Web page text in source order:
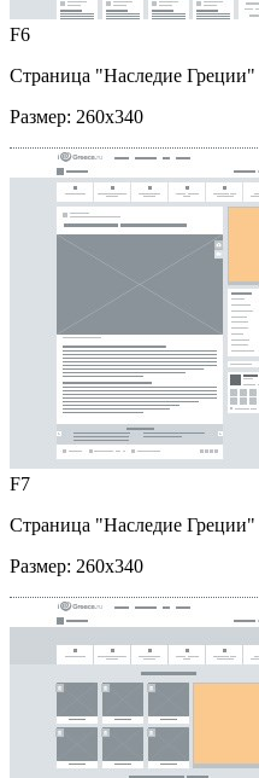
F6
Страница "Наследие Греции"
Размер: 260x340
F7
Страница "Наследие Греции"
Размер: 260x340